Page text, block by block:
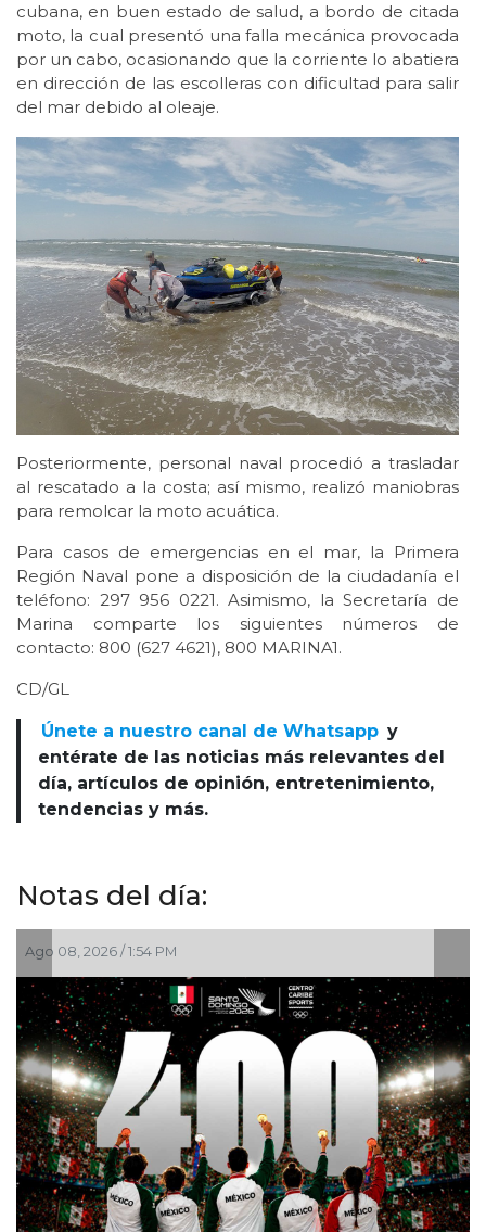
cubana, en buen estado de salud, a bordo de citada
moto, la cual presentó una falla mecánica provocada
por un cabo, ocasionando que la corriente lo abatiera
en dirección de las escolleras con dificultad para salir
del mar debido al oleaje.
Posteriormente, personal naval procedió a trasladar
al rescatado a la costa; así mismo, realizó maniobras
para remolcar la moto acuática.
Para casos de emergencias en el mar, la Primera
Región Naval pone a disposición de la ciudadanía el
teléfono: 297 956 0221. Asimismo, la Secretaría de
Marina comparte los siguientes números de
contacto: 800 (627 4621), 800 MARINA1.
CD/GL
Únete a nuestro canal de Whatsapp y
entérate de las noticias más relevantes del
día, artículos de opinión, entretenimiento,
tendencias y más.
Notas del día:
2026 / 1:54 PM